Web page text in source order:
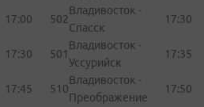
17:00 502
Владивосток -
Спасск
17:30
17:30 501
Владивосток -
Уссурийск
17:35
17:45 510
Владивосток -
Преображение
17:50